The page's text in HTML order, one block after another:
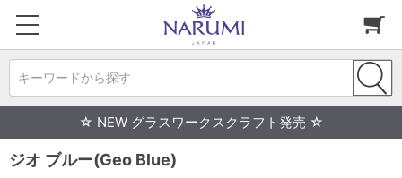
キーワードから探す
☆ NEW グラスワークスクラフト発売 ☆
ジオ ブルー(Geo Blue)